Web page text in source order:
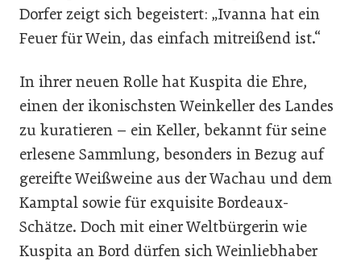
Dorfer zeigt sich begeistert: „Ivanna hat ein
Feuer für Wein, das einfach mitreißend ist.“
In ihrer neuen Rolle hat Kuspita die Ehre,
einen der ikonischsten Weinkeller des Landes
zu kuratieren – ein Keller, bekannt für seine
erlesene Sammlung, besonders in Bezug auf
gereifte Weißweine aus der Wachau und dem
Kamptal sowie für exquisite Bordeaux-
Schätze. Doch mit einer Weltbürgerin wie
Kuspita an Bord dürfen sich Weinliebhaber